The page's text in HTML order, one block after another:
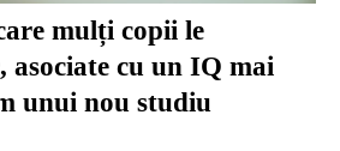
mulți copii le
asociate cu un IQ mai
unui nou studiu